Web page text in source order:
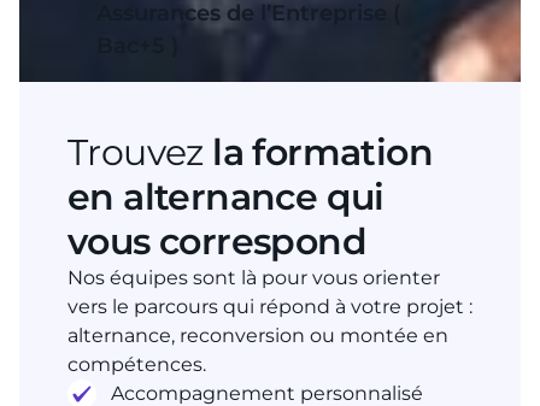
Assurances de l’Entreprise (
Trouvez la formation
en alternance qui
vous correspond
Nos équipes sont là pour vous orienter
vers le parcours qui répond à votre projet :
alternance, reconversion ou montée en
compétences.
Accompagnement personnalisé